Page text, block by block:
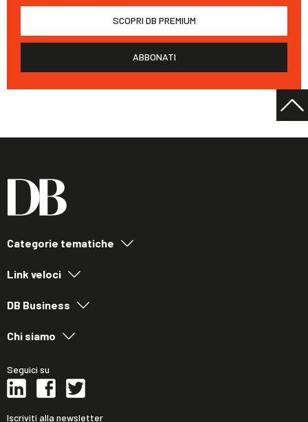
SCOPRI DB PREMIUM
ABBONATI
Categorie tematiche
Link veloci
DB Business
Chi siamo
Seguici su
Iscriviti alla newsletter